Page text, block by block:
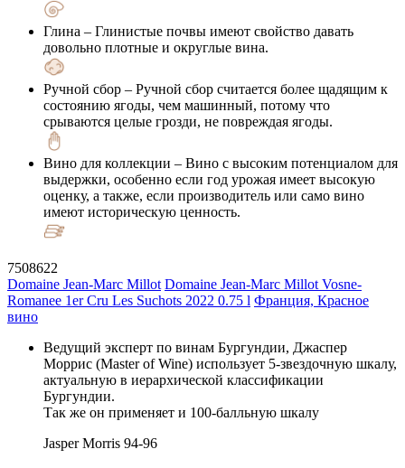
Глина – Глинистые почвы имеют свойство давать
довольно плотные и округлые вина.
Ручной сбор – Ручной сбор считается более щадящим к
состоянию ягоды, чем машинный, потому что
срываются целые грозди, не повреждая ягоды.
Вино для коллекции – Вино с высоким потенциалом для
выдержки, особенно если год урожая имеет высокую
оценку, а также, если производитель или само вино
имеют историческую ценность.
7508622
Domaine Jean-Marc Millot Domaine Jean-Marc Millot Vosne-
Romanee 1er Cru Les Suchots 2022 0.75 l Франция, Красное
вино
Ведущий эксперт по винам Бургундии, Джаспер
Моррис (Master of Wine) использует 5-звездочную шкалу,
актуальную в иерархической классификации
Бургундии.
Так же он применяет и 100-балльную шкалу
Jasper Morris 94-96